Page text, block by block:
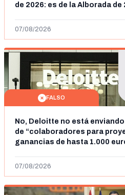
de 2026: es de la Alborada de
07/08/2026
FALSO
No, Deloitte no está
de “colaboradores para
ganancias de hasta 1.000
07/08/2026